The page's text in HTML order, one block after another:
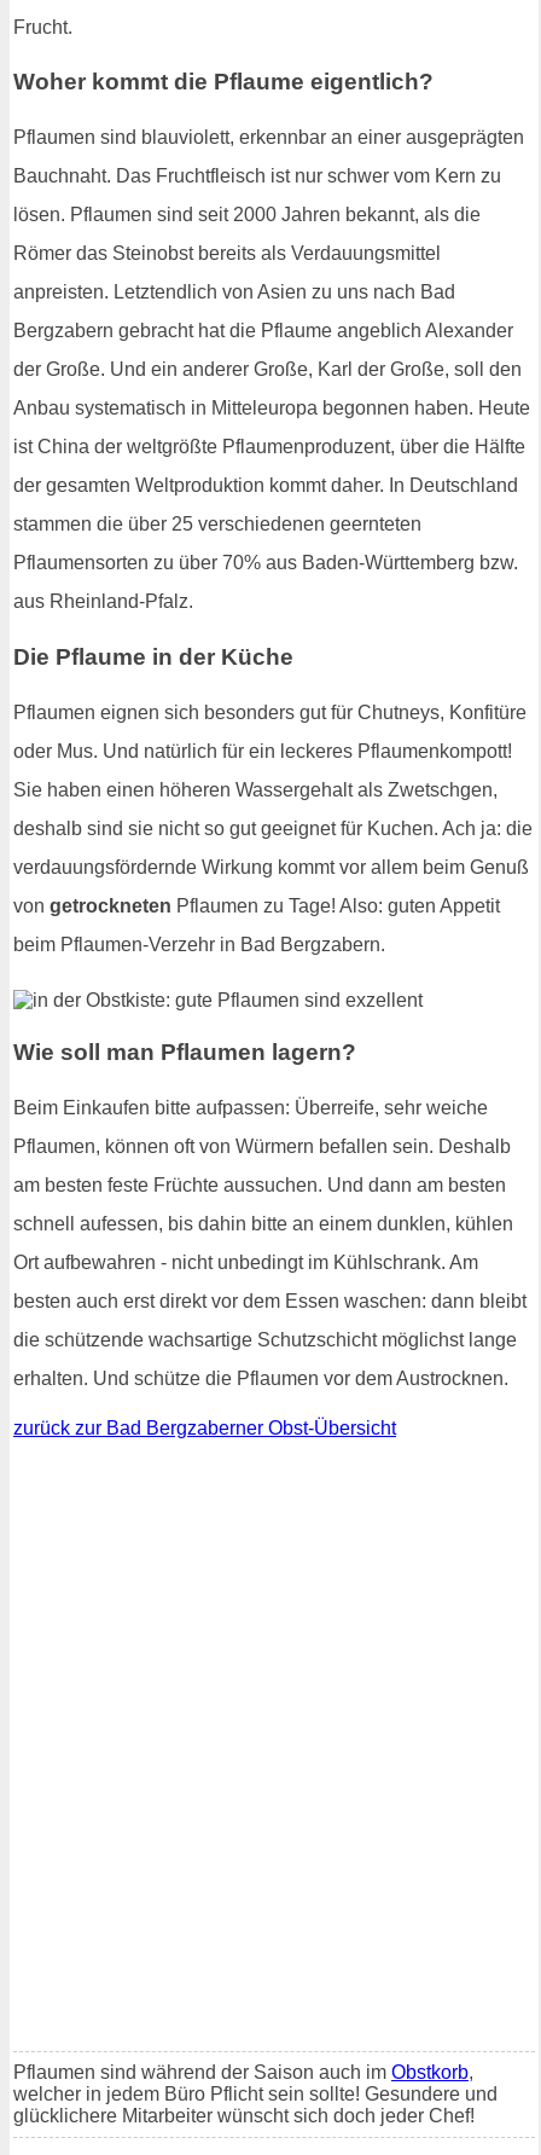
Frucht.
Woher kommt die Pflaume eigentlich?
Pflaumen sind blauviolett, erkennbar an einer ausgeprägten
Bauchnaht. Das Fruchtfleisch ist nur schwer vom Kern zu
lösen. Pflaumen sind seit 2000 Jahren bekannt, als die
Römer das Steinobst bereits als Verdauungsmittel
anpreisten. Letztendlich von Asien zu uns nach Bad
Bergzabern gebracht hat die Pflaume angeblich Alexander
der Große. Und ein anderer Große, Karl der Große, soll den
Anbau systematisch in Mitteleuropa begonnen haben. Heute
ist China der weltgrößte Pflaumenproduzent, über die Hälfte
der gesamten Weltproduktion kommt daher. In Deutschland
stammen die über 25 verschiedenen geernteten
Pflaumensorten zu über 70% aus Baden-Württemberg bzw.
aus Rheinland-Pfalz.
Die Pflaume in der Küche
Pflaumen eignen sich besonders gut für Chutneys, Konfitüre
oder Mus. Und natürlich für ein leckeres Pflaumenkompott!
Sie haben einen höheren Wassergehalt als Zwetschgen,
deshalb sind sie nicht so gut geeignet für Kuchen. Ach ja: die
verdauungsfördernde Wirkung kommt vor allem beim Genuß
von getrockneten Pflaumen zu Tage! Also: guten Appetit
beim Pflaumen-Verzehr in Bad Bergzabern.
Wie soll man Pflaumen lagern?
Beim Einkaufen bitte aufpassen: Überreife, sehr weiche
Pflaumen, können oft von Würmern befallen sein. Deshalb
am besten feste Früchte aussuchen. Und dann am besten
schnell aufessen, bis dahin bitte an einem dunklen, kühlen
Ort aufbewahren - nicht unbedingt im Kühlschrank. Am
besten auch erst direkt vor dem Essen waschen: dann bleibt
die schützende wachsartige Schutzschicht möglichst lange
erhalten. Und schütze die Pflaumen vor dem Austrocknen.
zurück zur Bad Bergzaberner Obst-Übersicht
Pflaumen sind während der Saison auch im Obstkorb,
welcher in jedem Büro Pflicht sein sollte! Gesundere und
glücklichere Mitarbeiter wünscht sich doch jeder Chef!